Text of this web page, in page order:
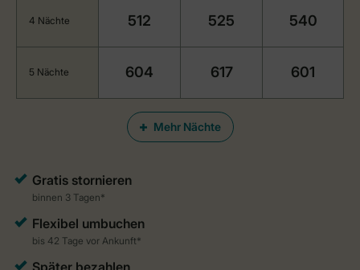
Mehr Nächte
4 Nächte 512 525 540
5 Nächte 604 617 601